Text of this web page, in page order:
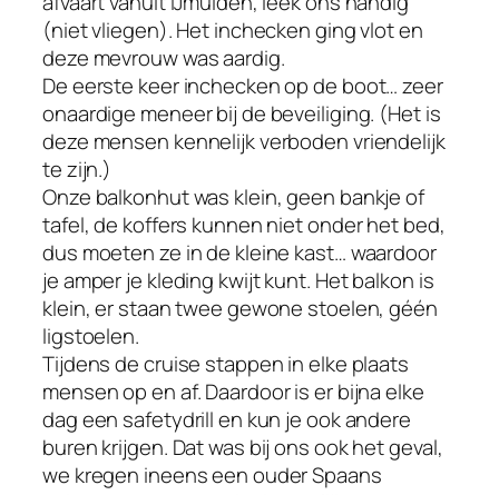
(niet vliegen). Het inchecken ging vlot en
deze mevrouw was aardig.
De eerste keer inchecken op de boot… zeer
onaardige meneer bij de beveiliging. (Het is
deze mensen kennelijk verboden vriendelijk
te zijn.)
Onze balkonhut was klein, geen bankje of
tafel, de koffers kunnen niet onder het bed,
dus moeten ze in de kleine kast… waardoor
je amper je kleding kwijt kunt. Het balkon is
klein, er staan twee gewone stoelen, géén
ligstoelen.
Tijdens de cruise stappen in elke plaats
mensen op en af. Daardoor is er bijna elke
dag een safetydrill en kun je ook andere
buren krijgen. Dat was bij ons ook het geval,
we kregen ineens een ouder Spaans